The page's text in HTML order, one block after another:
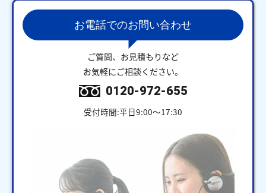
お電話でのお問い合わせ
ご質問、お見積もりなど
お気軽にご相談ください。
0120-972-655
受付時間:平日9:00～17:30